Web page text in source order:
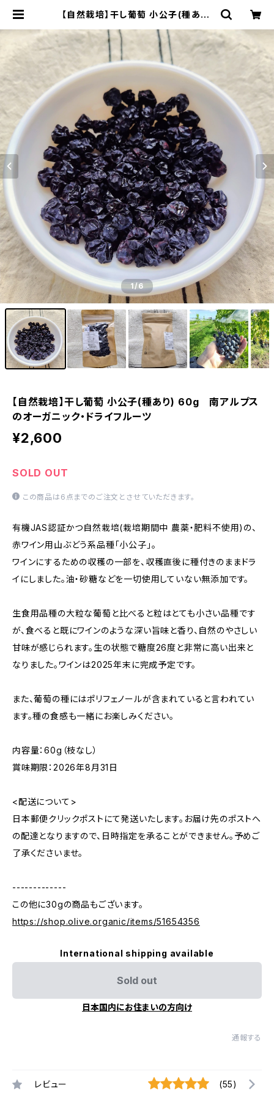
【自然栽培】干し葡萄 小公子(種あり)
ライフルーツ | 南アルプスのオリーブ
畑 ながら
1/6
【自然栽培】干し葡萄 小公子(種あり) 60g 南アルプス
のオーガニック・ドライフルーツ
¥2,600
SOLD OUT
この商品は6点までのご注文とさせていただきます。
有機JAS認証かつ自然栽培(栽培期間中 農薬・肥料不使用)の、
赤ワイン用山ぶどう系品種「小公子」。
ワインにするための収穫の一部を、収穫直後に種付きのままドラ
イにしました。油・砂糖などを一切使用していない無添加です。
生食用品種の大粒な葡萄と比べると粒はとても小さい品種です
が、食べると既にワインのような深い旨味と香り、自然のやさしい
甘味が感じられます。生の状態で糖度26度と非常に高い出来と
なりました。ワインは2025年末に完成予定です。
また、葡萄の種にはポリフェノールが含まれていると言われてい
ます。種の食感も一緒にお楽しみください。
内容量：60g（枝なし）
賞味期限：2026年8月31日
<配送について>
日本郵便クリックポストにて発送いたします。お届け先のポストへ
の配達となりますので、日時指定を承ることができません。予めご
了承くださいませ。
-------------
この他に30gの商品もございます。
https://shop.olive.organic/items/51654356
International shipping available
Sold out
日本国内にお住まいの方向け
通報する
レビュー (55)